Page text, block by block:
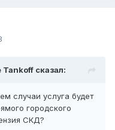
сказал:
случаи услуга будет
городского
СКД?